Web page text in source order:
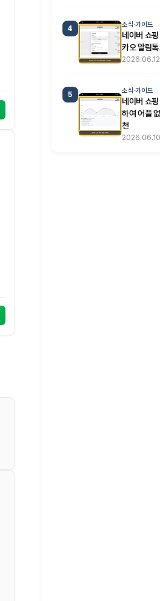
4 소식·가이드
네이버 쇼
카오 알림
2026.06.12
5 소식·가이드
네이버 쇼
하여 어플
천
2026.06.10